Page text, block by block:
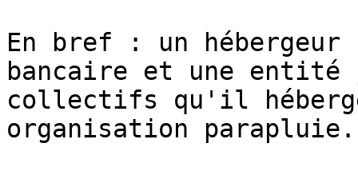
En bref : un
bancaire et une
collectifs qu'il
organisation parapluie.